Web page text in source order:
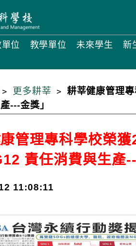
位 教學單位 未來學生 新
更多耕莘
耕莘健康管理
---金獎」
管理專科學校榮
責任消費與生產
11:08:11